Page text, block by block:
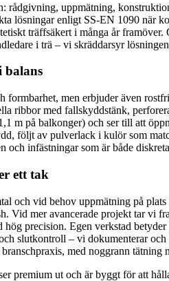
rådgivning, uppmätning,
lösningar enligt SS-EN 1090
träffsäkert i många år
i trä – vi skräddarsyr
balans
men erbjuder även
ribbor med fallskyddstänk,
m på balkonger) och ser till att
följt av pulverlack i kulör som
infästningar som är både
ett tak
och vid behov uppmätning på
Vid mer avancerade projekt tar vi
precision. Egen verkstad
slutkontroll – vi dokumenterar och
med noggrann
premium ut och är byggt för att